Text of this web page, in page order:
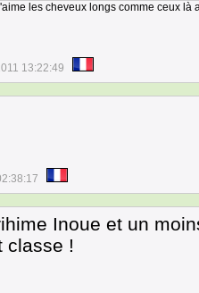
les cheveux longs comme ceux là
13:22:49
Inoue et un
classe !